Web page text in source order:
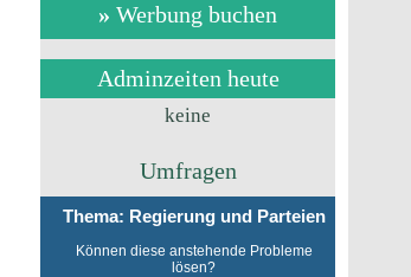
» Werbung buchen
Adminzeiten heute
keine
Umfragen
Thema: Regierung und Parteien
Können diese anstehende Probleme
lösen?